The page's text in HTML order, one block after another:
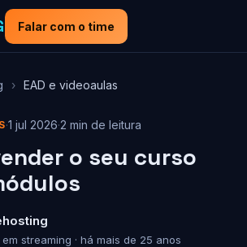
Falar com o time
› EAD e videoaulas
·1 jul 2026·2 min de leitura
o seu curso
streaming · há mais de 25 anos